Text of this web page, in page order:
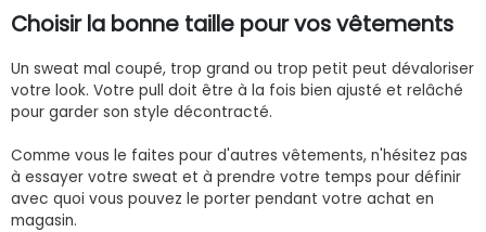
Choisir la bonne taille pour vos vêtements
Un sweat mal coupé, trop grand ou trop petit peut dévaloriser
votre look. Votre pull doit être à la fois bien ajusté et relâché
pour garder son style décontracté.
Comme vous le faites pour d'autres vêtements, n'hésitez pas
à essayer votre sweat et à prendre votre temps pour définir
avec quoi vous pouvez le porter pendant votre achat en
magasin.